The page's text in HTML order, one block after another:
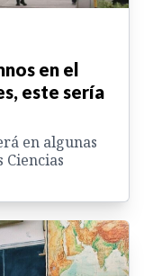
en el
este sería
en algunas
Ciencias